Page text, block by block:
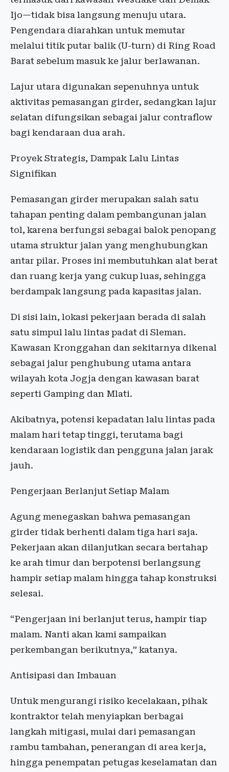
Ijo—tidak bisa langsung menuju utara.
Pengendara diarahkan untuk memutar
melalui titik putar balik (U-turn) di Ring Road
Barat sebelum masuk ke jalur berlawanan.
Lajur utara digunakan sepenuhnya untuk
aktivitas pemasangan girder, sedangkan lajur
selatan difungsikan sebagai jalur contraflow
bagi kendaraan dua arah.
Proyek Strategis, Dampak Lalu Lintas
Signifikan
Pemasangan girder merupakan salah satu
tahapan penting dalam pembangunan jalan
tol, karena berfungsi sebagai balok penopang
utama struktur jalan yang menghubungkan
antar pilar. Proses ini membutuhkan alat berat
dan ruang kerja yang cukup luas, sehingga
berdampak langsung pada kapasitas jalan.
Di sisi lain, lokasi pekerjaan berada di salah
satu simpul lalu lintas padat di Sleman.
Kawasan Kronggahan dan sekitarnya dikenal
sebagai jalur penghubung utama antara
wilayah kota Jogja dengan kawasan barat
seperti Gamping dan Mlati.
Akibatnya, potensi kepadatan lalu lintas pada
malam hari tetap tinggi, terutama bagi
kendaraan logistik dan pengguna jalan jarak
jauh.
Pengerjaan Berlanjut Setiap Malam
Agung menegaskan bahwa pemasangan
girder tidak berhenti dalam tiga hari saja.
Pekerjaan akan dilanjutkan secara bertahap
ke arah timur dan berpotensi berlangsung
hampir setiap malam hingga tahap konstruksi
selesai.
“Pengerjaan ini berlanjut terus, hampir tiap
malam. Nanti akan kami sampaikan
perkembangan berikutnya,” katanya.
Antisipasi dan Imbauan
Untuk mengurangi risiko kecelakaan, pihak
kontraktor telah menyiapkan berbagai
langkah mitigasi, mulai dari pemasangan
rambu tambahan, penerangan di area kerja,
hingga penempatan petugas keselamatan dan